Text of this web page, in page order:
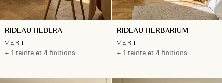
RIDEAU HEDERA
VERT
+ 1 teinte et 4 finitions
RIDEAU HERBARIUM
VERT
+ 1 teinte et 4 finitions